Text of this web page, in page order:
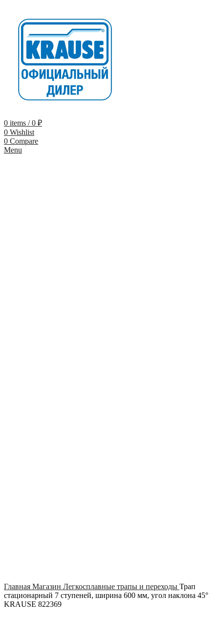
0 items / 0 ₽
0 Wishlist
0 Compare
Menu
Главная Магазин Легкосплавные трапы и переходы Трап
стационарный 7 ступеней, ширина 600 мм, угол наклона 45°
KRAUSE 822369